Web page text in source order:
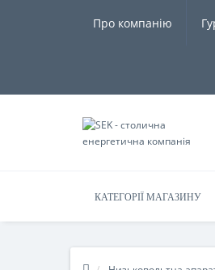
Про компанію
КАТЕГОРІЇ МАГАЗИНУ